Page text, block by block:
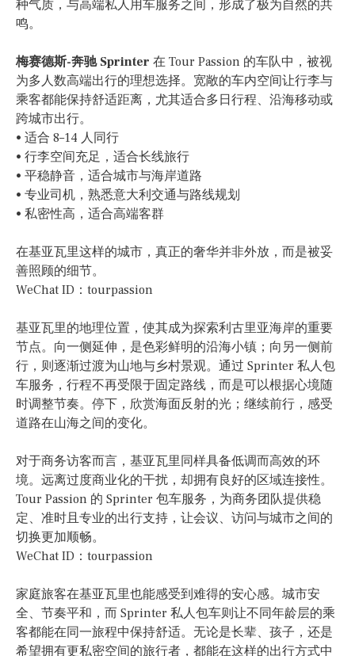
种气质，与高端私人用车服务之间，形成了极为自然的共
鸣。
梅赛德斯-奔驰 Sprinter 在 Tour Passion 的车队中，被视
为多人数高端出行的理想选择。宽敞的车内空间让行李与
乘客都能保持舒适距离，尤其适合多日行程、沿海移动或
跨城市出行。
• 适合 8–14 人同行
• 行李空间充足，适合长线旅行
• 平稳静音，适合城市与海岸道路
• 专业司机，熟悉意大利交通与路线规划
• 私密性高，适合高端客群
在基亚瓦里这样的城市，真正的奢华并非外放，而是被妥
善照顾的细节。
WeChat ID：tourpassion
基亚瓦里的地理位置，使其成为探索利古里亚海岸的重要
节点。向一侧延伸，是色彩鲜明的沿海小镇；向另一侧前
行，则逐渐过渡为山地与乡村景观。通过 Sprinter 私人包
车服务，行程不再受限于固定路线，而是可以根据心境随
时调整节奏。停下，欣赏海面反射的光；继续前行，感受
道路在山海之间的变化。
对于商务访客而言，基亚瓦里同样具备低调而高效的环
境。远离过度商业化的干扰，却拥有良好的区域连接性。
Tour Passion 的 Sprinter 包车服务，为商务团队提供稳
定、准时且专业的出行支持，让会议、访问与城市之间的
切换更加顺畅。
WeChat ID：tourpassion
家庭旅客在基亚瓦里也能感受到难得的安心感。城市安
全、节奏平和，而 Sprinter 私人包车则让不同年龄层的乘
客都能在同一旅程中保持舒适。无论是长辈、孩子，还是
希望拥有更私密空间的旅行者，都能在这样的出行方式中